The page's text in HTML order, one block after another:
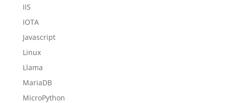
IIS
IOTA
Javascript
Linux
Llama
MariaDB
MicroPython